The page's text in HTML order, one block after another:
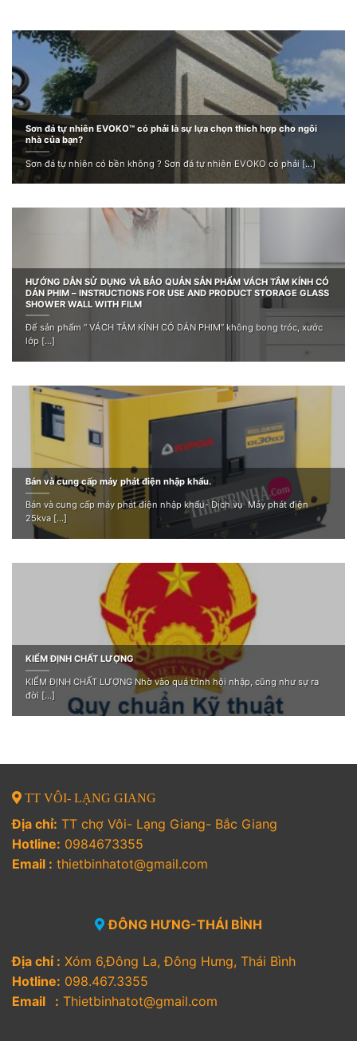
Sơn đá tự nhiên EVOKO™ có phải là sự lựa chọn thích hợp cho ngôi
nhà của bạn?
Sơn đá tự nhiên có bền không ? Sơn đá tự nhiên EVOKO có phải [...]
HƯỚNG DẪN SỬ DỤNG VÀ BẢO QUẢN SẢN PHẨM VÁCH TẮM KÍNH CÓ
DÁN PHIM – INSTRUCTIONS FOR USE AND PRODUCT STORAGE GLASS
SHOWER WALL WITH FILM
Để sản phẩm “ VÁCH TẮM KÍNH CÓ DÁN PHIM” không bong tróc, xước
lớp [...]
Bán và cung cấp máy phát điện nhập khẩu.
Bán và cung cấp máy phát điện nhập khẩu- Dịch vụ Máy phát điện
25kva [...]
KIỂM ĐỊNH CHẤT LƯỢNG
KIỂM ĐỊNH CHẤT LƯỢNG Nhờ vào quá trình hội nhập, cũng như sự ra
đời [...]
TT VÔI- LẠNG GIANG
Địa chỉ: TT chợ Vôi- Lạng Giang- Bắc Giang
Hotline: 0984673355
Email : thietbinhatot@gmail.com
ĐÔNG HƯNG-THÁI BÌNH
Địa chỉ : Xóm 6,Đông La, Đông Hưng, Thái Bình
Hotline: 098.467.3355
Email : Thietbinhatot@gmail.com